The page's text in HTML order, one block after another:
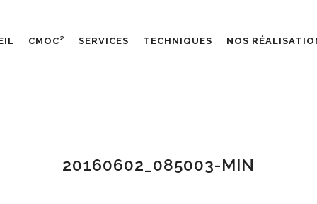
CMOC² SERVICES TECHNIQUES NOS
20160602_085003-MIN